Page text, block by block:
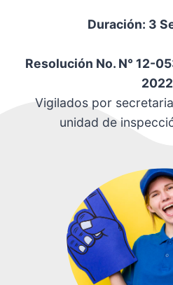
Duración: 3
Resolución No. N° 12-
2022
Vigilados por
unidad de